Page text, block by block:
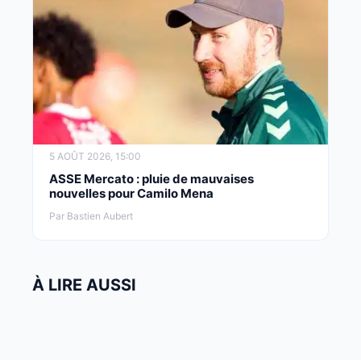
5 AOÛT 2026, 15:00
ASSE Mercato : pluie de mauvaises
nouvelles pour Camilo Mena
Par Bastien Aubert
À LIRE AUSSI